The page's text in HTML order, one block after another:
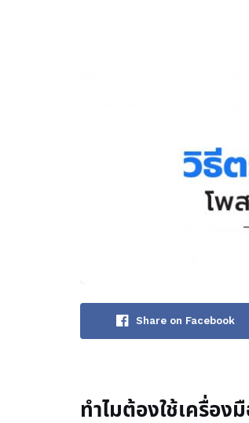
Share on Facebook
ทำไมต้องใช้เครื่อ